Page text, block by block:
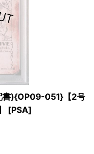
書){OP09-051}【2号
[PSA]